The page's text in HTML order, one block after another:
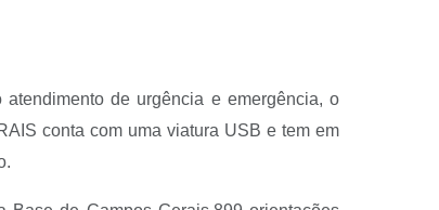
de urgência e emergência, o
conta com uma viatura USB e tem em